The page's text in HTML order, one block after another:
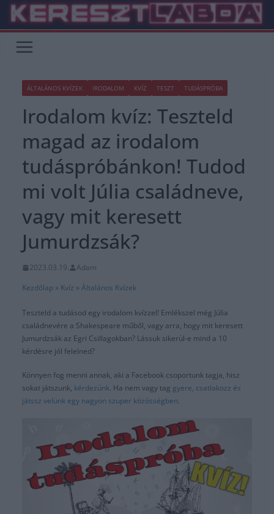
Skip
content
ÁLTALÁNOS KVÍZEK IRODALOM KVÍZ TESZT TUDÁSPRÓBA
Irodalom kvíz: Teszteld
magad az irodalom
tudáspróbánkon! Tudod
mi volt Júlia családneve,
vagy mit keresett
Jumurdzsák?
2023.03.19.
Adam
Kezdőlap » Kvíz » Általános Kvízek
Teszteld a tudásod egy irodalom kvízzel! Emlékszel még Júlia
családnevére a Shakespeare műből, vagy arra, hogy mit keresett
Jumurdzsák az Egri Csillagokban? Lássuk sikerül-e mind a 10
kérdésre jól felelned?
Könnyen fog menni annak, aki a Facebook csoportunk tagja, hisz
sokat játszunk, kérdezünk. Ha nem vagy tag gyere, csatlakozz és
játssz velünk egy nagyon szuper közösségben.